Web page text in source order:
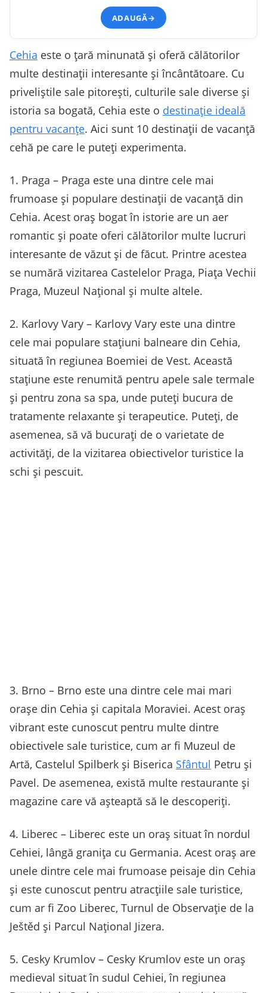
ADAUGĂ→
Cehia este o țară minunată și oferă călătorilor
multe destinații interesante și încântătoare. Cu
priveliștile sale pitorești, culturile sale diverse și
istoria sa bogată, Cehia este o destinație ideală
pentru vacanțe. Aici sunt 10 destinații de vacanță
cehă pe care le puteți experimenta.
1. Praga – Praga este una dintre cele mai
frumoase și populare destinații de vacanță din
Cehia. Acest oraș bogat în istorie are un aer
romantic și poate oferi călătorilor multe lucruri
interesante de văzut și de făcut. Printre acestea
se numără vizitarea Castelelor Praga, Piața Vechii
Praga, Muzeul Național și multe altele.
2. Karlovy Vary – Karlovy Vary este una dintre
cele mai populare stațiuni balneare din Cehia,
situată în regiunea Boemiei de Vest. Această
stațiune este renumită pentru apele sale termale
și pentru zona sa spa, unde puteți bucura de
tratamente relaxante și terapeutice. Puteți, de
asemenea, să vă bucurați de o varietate de
activități, de la vizitarea obiectivelor turistice la
schi și pescuit.
3. Brno – Brno este una dintre cele mai mari
orașe din Cehia și capitala Moraviei. Acest oraș
vibrant este cunoscut pentru multe dintre
obiectivele sale turistice, cum ar fi Muzeul de
Artă, Castelul Spilberk și Biserica Sfântul Petru și
Pavel. De asemenea, există multe restaurante și
magazine care vă așteaptă să le descoperiți.
4. Liberec – Liberec este un oraș situat în nordul
Cehiei, lângă granița cu Germania. Acest oraș are
unele dintre cele mai frumoase peisaje din Cehia
și este cunoscut pentru atracțiile sale turistice,
cum ar fi Zoo Liberec, Turnul de Observație de la
Ještěd și Parcul Național Jizera.
5. Cesky Krumlov – Cesky Krumlov este un oraș
medieval situat în sudul Cehiei, în regiunea